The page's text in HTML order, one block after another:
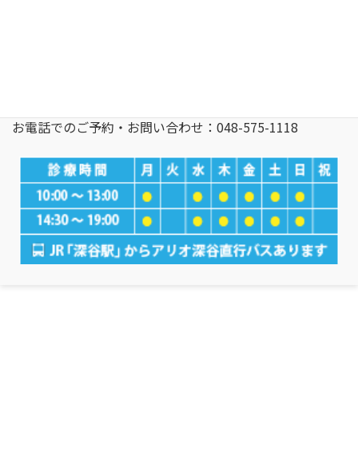
お電話でのご予約・お問い合わせ：048-575-1118